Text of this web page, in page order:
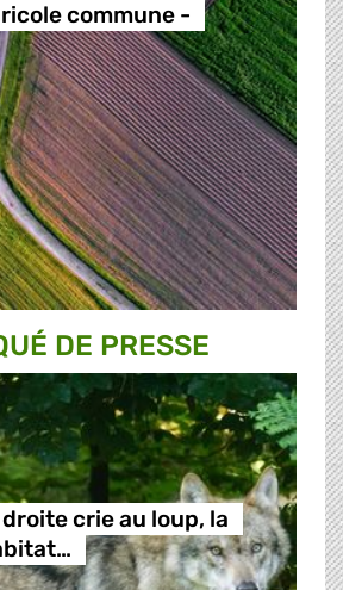
commune -
DE PRESSE
crie au loup, la